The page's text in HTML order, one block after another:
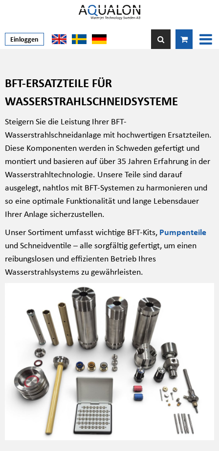
Einloggen
BFT-ERSATZTEILE FÜR
WASSERSTRAHLSCHNEIDSYSTEME
Steigern Sie die Leistung Ihrer BFT-
Wasserstrahlschneidanlage mit hochwertigen Ersatzteilen.
Diese Komponenten werden in Schweden gefertigt und
montiert und basieren auf über 35 Jahren Erfahrung in der
Wasserstrahltechnologie. Unsere Teile sind darauf
ausgelegt, nahtlos mit BFT-Systemen zu harmonieren und
so eine optimale Funktionalität und lange Lebensdauer
Ihrer Anlage sicherzustellen.
Unser Sortiment umfasst wichtige BFT-Kits, Pumpenteile
und Schneidventile – alle sorgfältig gefertigt, um einen
reibungslosen und effizienten Betrieb Ihres
Wasserstrahlsystems zu gewährleisten.